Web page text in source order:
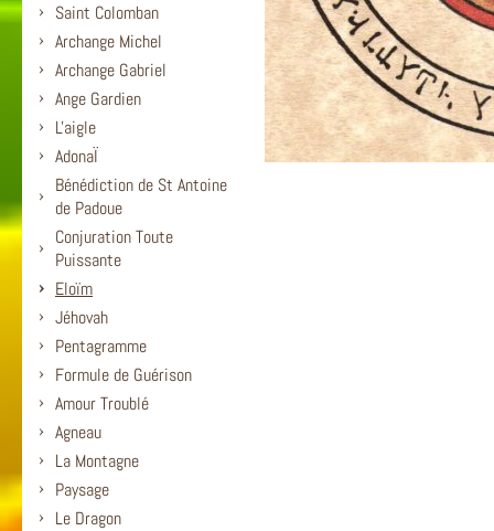
Saint Colomban
Archange Michel
Archange Gabriel
Ange Gardien
L'aigle
AdonaÏ
Bénédiction de St Antoine
de Padoue
Conjuration Toute
Puissante
Eloïm
Jéhovah
Pentagramme
Formule de Guérison
Amour Troublé
Agneau
La Montagne
Paysage
Le Dragon